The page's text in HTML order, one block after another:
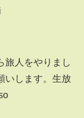
人をやりまし
いします。生放